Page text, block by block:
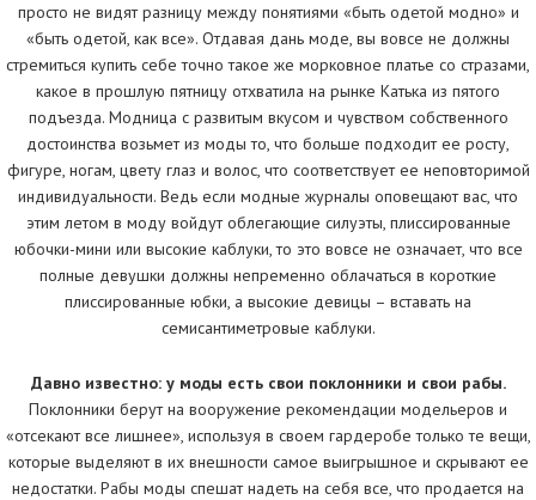
просто не видят разницу между понятиями «быть одетой модно» и
«быть одетой, как все». Отдавая дань моде, вы вовсе не должны
стремиться купить себе точно такое же морковное платье со стразами,
какое в прошлую пятницу отхватила на рынке Катька из пятого
подъезда. Модница с развитым вкусом и чувством собственного
достоинства возьмет из моды то, что больше подходит ее росту,
фигуре, ногам, цвету глаз и волос, что соответствует ее неповторимой
индивидуальности. Ведь если модные журналы оповещают вас, что
этим летом в моду войдут облегающие силуэты, плиссированные
юбочки-мини или высокие каблуки, то это вовсе не означает, что все
полные девушки должны непременно облачаться в короткие
плиссированные юбки, а высокие девицы – вставать на
семисантиметровые каблуки.
Давно известно: у моды есть свои поклонники и свои рабы.
Поклонники берут на вооружение рекомендации модельеров и
«отсекают все лишнее», используя в своем гардеробе только те вещи,
которые выделяют в их внешности самое выигрышное и скрывают ее
недостатки. Рабы моды спешат надеть на себя все, что продается на